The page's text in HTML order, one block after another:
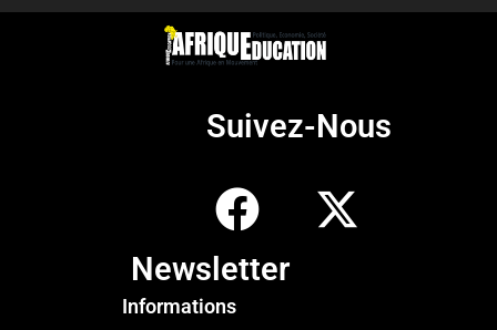
Suivez-Nous
Newsletter
Informations